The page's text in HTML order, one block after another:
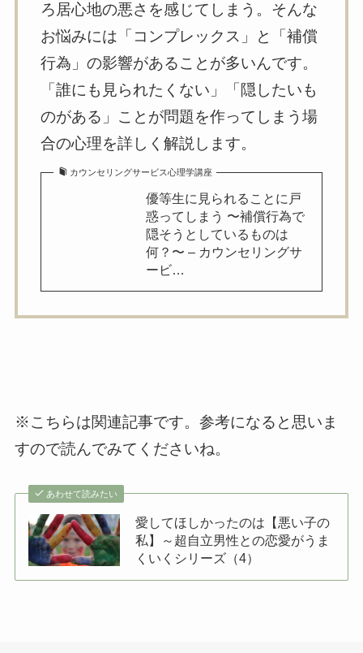
ろ居心地の悪さを感じてしまう。そんな
お悩みには「コンプレックス」と「補償
行為」の影響があることが多いんです。
「誰にも見られたくない」「隠したいも
のがある」ことが問題を作ってしまう場
合の心理を詳しく解説します。
カウンセリングサービス心理学講座
優等生に見られることに戸
惑ってしまう 〜補償行為で
隠そうとしているものは
何？〜 – カウンセリングサ
ービ…
※こちらは関連記事です。参考になると思いま
すので読んでみてくださいね。
あわせて読みたい
愛してほしかったのは【悪い子の
私】～超自立男性との恋愛がうま
くいくシリーズ（4）